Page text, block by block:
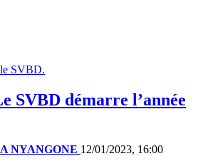
SVBD démarre l’année
NYANGONE 12/01/2023, 16:00